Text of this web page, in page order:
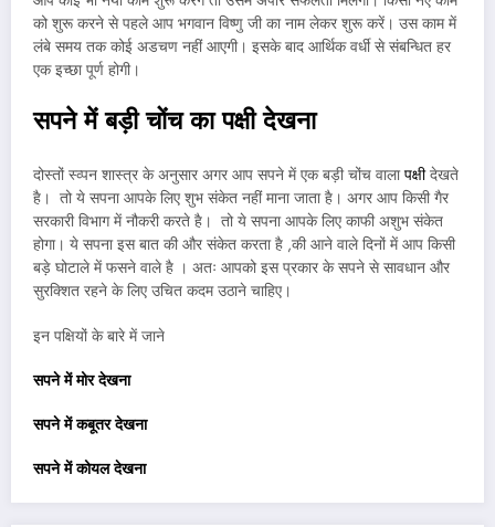
को शुरू करने से पहले आप भगवान विष्णु जी का नाम लेकर शुरू करें। उस काम में
लंबे समय तक कोई अडचण नहीं आएगी। इसके बाद आर्थिक वर्धी से संबन्धित हर
एक इच्छा पूर्ण होगी।
सपने में बड़ी चोंच का पक्षी देखना
दोस्तों स्व्पन शास्त्र के अनुसार अगर आप सपने में एक बड़ी चोंच वालापक्षीदेखते
है। तो ये सपना आपके लिए शुभ संकेत नहीं माना जाता है। अगर आप किसी गैर
सरकारी विभाग में नौकरी करते है। तो ये सपना आपके लिए काफी अशुभ संकेत
होगा। ये सपना इस बात की और संकेत करता है ,की आने वाले दिनों में आप किसी
बड़े घोटाले में फसने वाले है । अतः आपको इस प्रकार के सपने से सावधान और
सुरक्शित रहने के लिए उचित कदम उठाने चाहिए।
इन पक्षियों के बारे में जाने
सपने में मोर देखना
सपने में कबूतर देखना
सपने में कोयल देखना